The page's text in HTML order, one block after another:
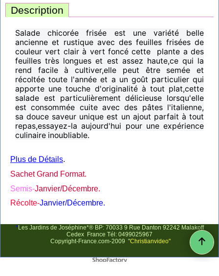
Description
Salade chicorée frisée est une variété belle
ancienne et rustique avec des feuilles frisées de
couleur vert clair à vert foncé cette plante a des
feuilles très longues et est assez haute,ce qui la
rend facile à cultiver,elle peut être semée et
récoltée toute l'année et a un goût particulier qui
apporte une touche d'originalité à tout plat,cette
salade est particulièrement délicieuse lorsqu'elle
est consommée cuite avec des pâtes l'italienne,
sa douce saveur unique est un ajout parfait à tout
repas,essayez-la aujourd'hui pour une expérience
culinaire inoubliable.
Plus de Détails.
Sachet Grand Format.
Semis-Janvier/Décembre.
Récolte-Janvier/Décembre.
*Les Jardins de Joséphine*® BP: 70033 9 Rue Danton 92242 Malakoff
Cedex France Tél: 0499025967
Copyright-France.com-2009 "Christianvideo"
Boutique en ligne créés avec le logiciel eCommerce ShopFactory